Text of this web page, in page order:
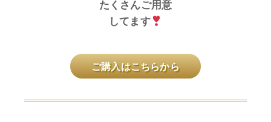
たくさんご用意
してます
ご購入はこちらから